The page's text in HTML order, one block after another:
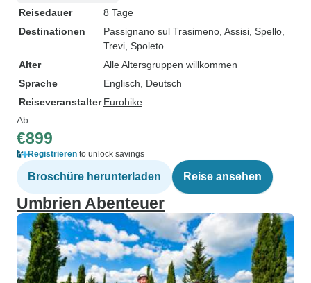
Reisedauer
8 Tage
Destinationen
Passignano sul Trasimeno , Assisi , Spello
Trevi , Spoleto
Alter
Alle Altersgruppen willkommen
Sprache
Englisch, Deutsch
Reiseveranstalter Eurohike
Ab
€899
Registrieren to unlock savings
Broschüre herunterladen Reise ansehen
Umbrien Abenteuer